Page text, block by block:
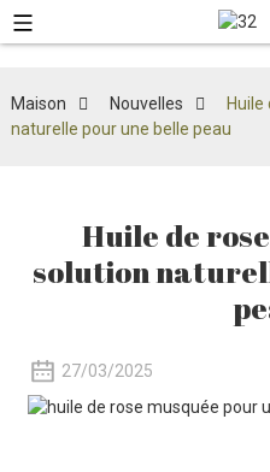
Maison Nouvelles
naturelle pour une belle peau
Huile de
solution
27/03/2025